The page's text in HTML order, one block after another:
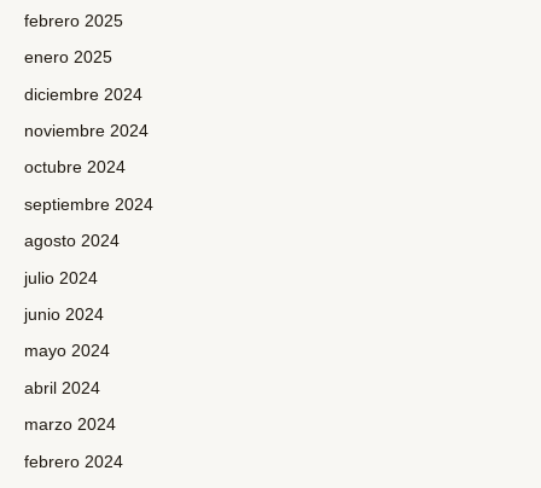
febrero 2025
enero 2025
diciembre 2024
noviembre 2024
octubre 2024
septiembre 2024
agosto 2024
julio 2024
junio 2024
mayo 2024
abril 2024
marzo 2024
febrero 2024